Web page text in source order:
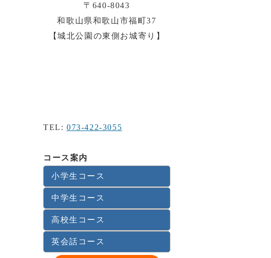
〒640-8043
和歌山県和歌山市福町37
【城北公園の東側お城寄り】
TEL: 073-422-3055
コース案内
小学生コース
中学生コース
高校生コース
英会話コース